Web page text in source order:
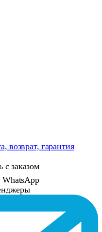
возврат, гарантия
заказом
WhatsApp